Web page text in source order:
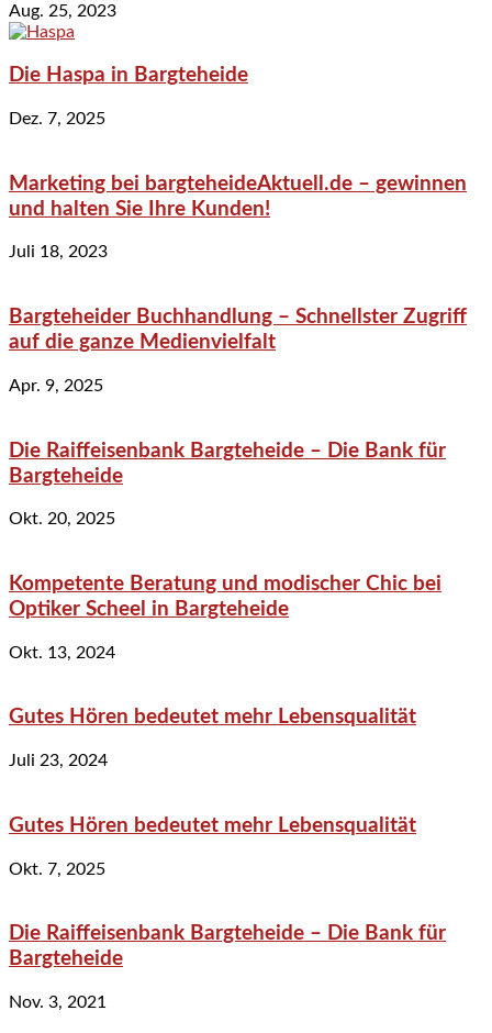
Aug. 25, 2023
Die Haspa in Bargteheide
Dez. 7, 2025
Marketing bei bargteheideAktuell.de – gewinnen
und halten Sie Ihre Kunden!
Juli 18, 2023
Bargteheider Buchhandlung – Schnellster Zugriff
auf die ganze Medienvielfalt
Apr. 9, 2025
Die Raiffeisenbank Bargteheide – Die Bank für
Bargteheide
Okt. 20, 2025
Kompetente Beratung und modischer Chic bei
Optiker Scheel in Bargteheide
Okt. 13, 2024
Gutes Hören bedeutet mehr Lebensqualität
Juli 23, 2024
Gutes Hören bedeutet mehr Lebensqualität
Okt. 7, 2025
Die Raiffeisenbank Bargteheide – Die Bank für
Bargteheide
Nov. 3, 2021